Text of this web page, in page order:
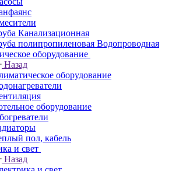
Канализационная
полипропиленовая Водопроводная
оборудование
Назад
оборудование
оборудование
пол, кабель
и свет
Назад